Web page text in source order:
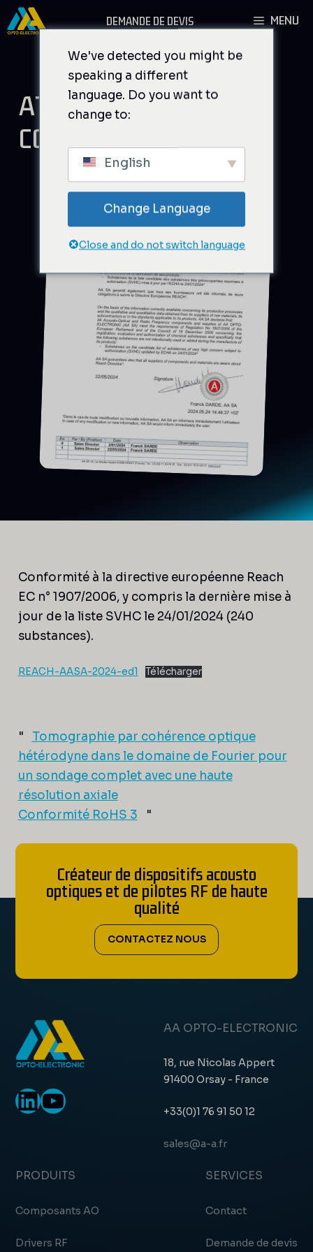
Aller
au
MENU
DEMANDE DE DEVIS
ATTEINDRE LA
CONFORMITÉ
Conformité à la directive européenne Reach
EC n° 1907/2006, y compris la dernière mise à
jour de la liste SVHC le 24/01/2024 (240
substances).
REACH-AASA-2024-ed1 Télécharger
"
Tomographie par cohérence optique
hétérodyne dans le domaine de Fourier pour
un sondage complet avec une haute
résolution axiale
Conformité RoHS 3
"
Créateur de dispositifs acousto
optiques et de pilotes RF de haute
qualité
CONTACTEZ NOUS
LinkedIn
YouTube
AA OPTO-ELECTRONIC
18, rue Nicolas Appert
91400 Orsay - France
+33(0)1 76 91 50 12
sales@a-a.fr
PRODUITS
Composants AO
Drivers RF
SERVICES
Contact
Demande de devis
We've detected you might be
speaking a different
language. Do you want to
change to:
English
Change Language
Close and do not switch language